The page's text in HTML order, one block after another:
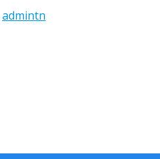
admintn